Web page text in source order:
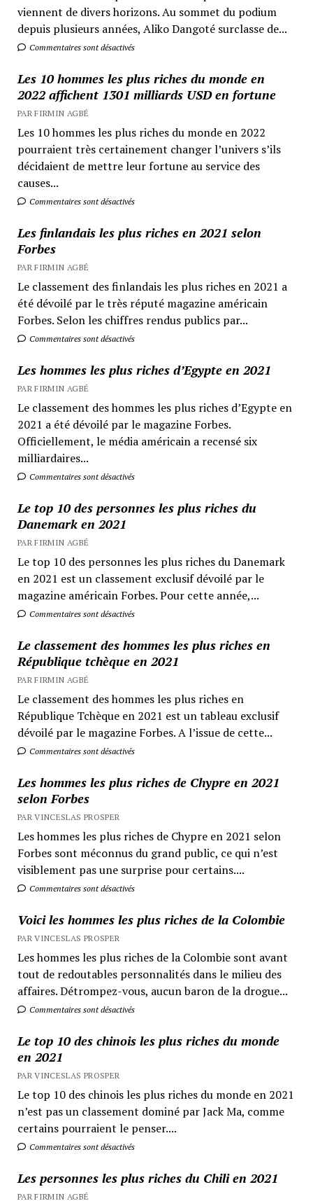
viennent de divers horizons. Au sommet du podium
depuis plusieurs années, Aliko Dangoté surclasse de...
Commentaires sont désactivés
Les 10 hommes les plus riches du monde en
2022 affichent 1301 milliards USD en fortune
PAR FIRMIN AGBÉ
Les 10 hommes les plus riches du monde en 2022
pourraient très certainement changer l’univers s’ils
décidaient de mettre leur fortune au service des
causes...
Commentaires sont désactivés
Les finlandais les plus riches en 2021 selon
Forbes
PAR FIRMIN AGBÉ
Le classement des finlandais les plus riches en 2021 a
été dévoilé par le très réputé magazine américain
Forbes. Selon les chiffres rendus publics par...
Commentaires sont désactivés
Les hommes les plus riches d’Egypte en 2021
PAR FIRMIN AGBÉ
Le classement des hommes les plus riches d’Egypte en
2021 a été dévoilé par le magazine Forbes.
Officiellement, le média américain a recensé six
milliardaires...
Commentaires sont désactivés
Le top 10 des personnes les plus riches du
Danemark en 2021
PAR FIRMIN AGBÉ
Le top 10 des personnes les plus riches du Danemark
en 2021 est un classement exclusif dévoilé par le
magazine américain Forbes. Pour cette année,...
Commentaires sont désactivés
Le classement des hommes les plus riches en
République tchèque en 2021
PAR FIRMIN AGBÉ
Le classement des hommes les plus riches en
République Tchèque en 2021 est un tableau exclusif
dévoilé par le magazine Forbes. A l’issue de cette...
Commentaires sont désactivés
Les hommes les plus riches de Chypre en 2021
selon Forbes
PAR VINCESLAS PROSPER
Les hommes les plus riches de Chypre en 2021 selon
Forbes sont méconnus du grand public, ce qui n’est
visiblement pas une surprise pour certains....
Commentaires sont désactivés
Voici les hommes les plus riches de la Colombie
PAR VINCESLAS PROSPER
Les hommes les plus riches de la Colombie sont avant
tout de redoutables personnalités dans le milieu des
affaires. Détrompez-vous, aucun baron de la drogue...
Commentaires sont désactivés
Le top 10 des chinois les plus riches du monde
en 2021
PAR VINCESLAS PROSPER
Le top 10 des chinois les plus riches du monde en 2021
n’est pas un classement dominé par Jack Ma, comme
certains pourraient le penser....
Commentaires sont désactivés
Les personnes les plus riches du Chili en 2021
PAR FIRMIN AGBÉ